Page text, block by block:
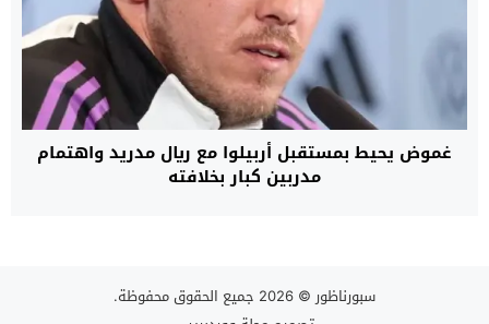
غموض يحيط بمستقبل أربيلوا مع ريال مدريد واهتمام
مدربين كبار بخلافته
سبورناظور© 2026 جميع الحقوق محفوظة.